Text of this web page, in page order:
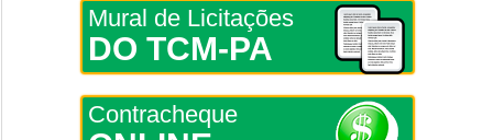
Mural de Licitações
DO TCM-PA
Contracheque